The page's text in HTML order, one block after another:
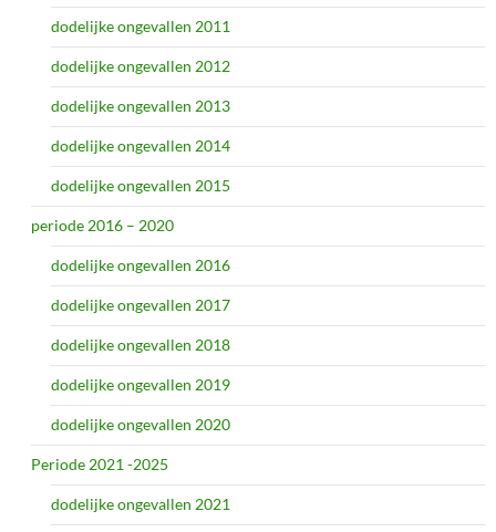
dodelijke ongevallen 2011
dodelijke ongevallen 2012
dodelijke ongevallen 2013
dodelijke ongevallen 2014
dodelijke ongevallen 2015
periode 2016 – 2020
dodelijke ongevallen 2016
dodelijke ongevallen 2017
dodelijke ongevallen 2018
dodelijke ongevallen 2019
dodelijke ongevallen 2020
Periode 2021 -2025
dodelijke ongevallen 2021